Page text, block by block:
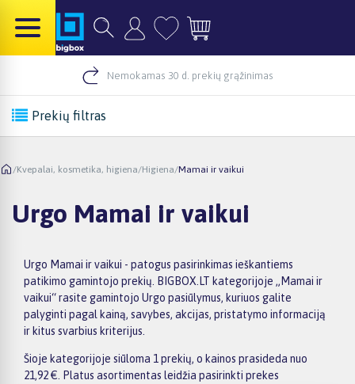
Nemokamas 30 d. prekių grąžinimas
Prekių filtras
/Kvepalai, kosmetika, higiena/Higiena/Mamai ir vaikui
Urgo Mamai ir vaikui
Urgo Mamai ir vaikui - patogus pasirinkimas ieškantiems
patikimo gamintojo prekių. BIGBOX.LT kategorijoje „Mamai ir
vaikui“ rasite gamintojo Urgo pasiūlymus, kuriuos galite
palyginti pagal kainą, savybes, akcijas, pristatymo informaciją
ir kitus svarbius kriterijus.
Šioje kategorijoje siūloma 1 prekių, o kainos prasideda nuo
21,92 €. Platus asortimentas leidžia pasirinkti prekes